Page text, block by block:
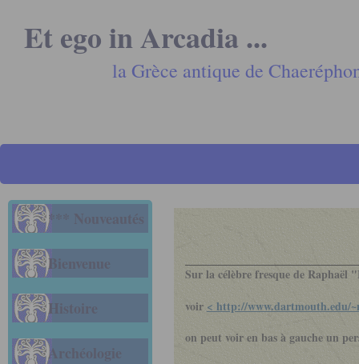
Et ego in Arcadia ...
la Grèce antique de
*** Nouveautés
Bienvenue
Histoire
Archéologie
Sur la célèbre fresque de Raphaël
voir < http://www.dartmouth.edu/
on peut voir en bas à gauche un